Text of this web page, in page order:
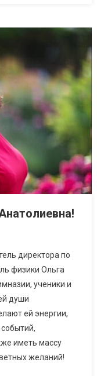
директора по
физики Ольга
ученики и
души
ей энергии,
иметь массу
желаний!